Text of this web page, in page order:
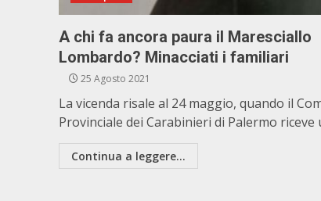
A chi fa ancora paura il Maresciallo
Lombardo? Minacciati i familiari
25 Agosto 2021
La vicenda risale al 24 maggio, quando il
Provinciale dei Carabinieri di Palermo riceve
Continua a leggere...